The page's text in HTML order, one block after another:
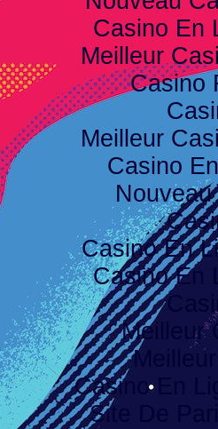
Casino En
Meilleur
Casino
Meilleur
Casino
Casino En
Casino En
Meilleur
Casino En
Site De